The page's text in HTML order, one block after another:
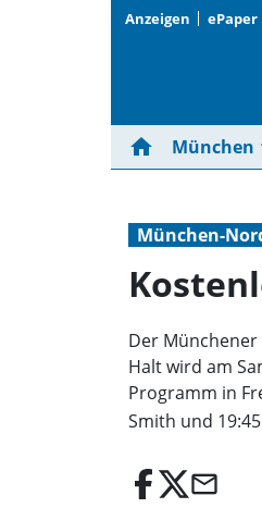
Anzeigen ePaper
home München
München-
Der
Halt wird am
Programm in
Smith und
email